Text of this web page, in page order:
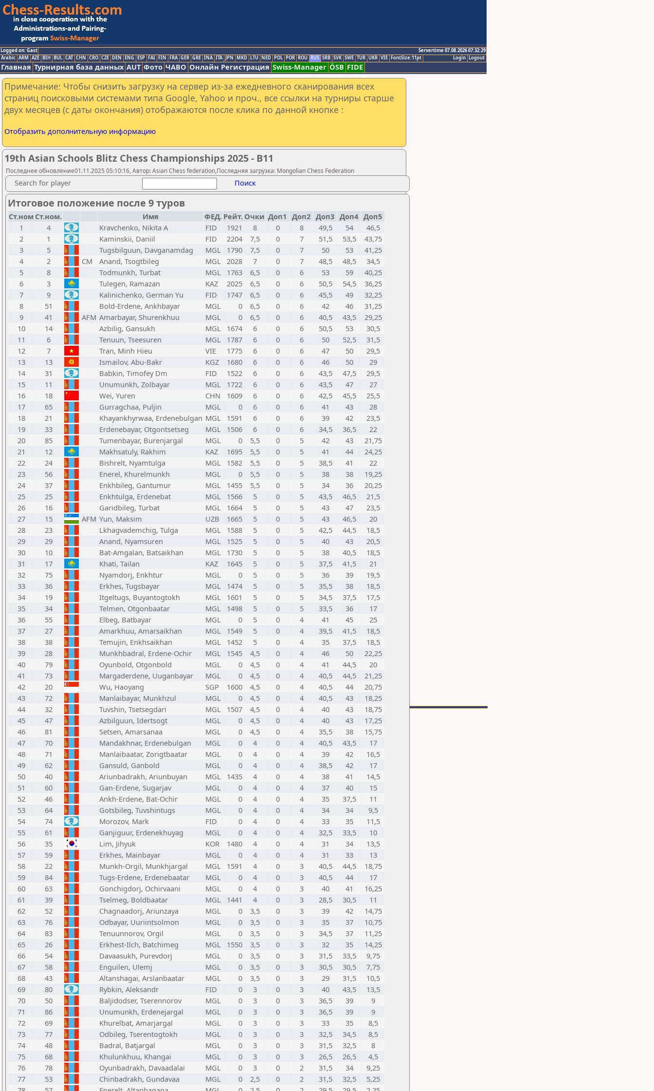
Logged on: Gast
Servertime 07.08.2026 07:32:29
Logout
Login
Arabic ARM AZE BIH BUL CAT CHN CRO CZE DEN ENG ESP FAI FIN FRA GER GRE INA ITA JPN MKD LTU NED POL POR ROU RUS SRB SVK SWE TUR UKR VIE FontSize:11pt
Главная Турнирная база данных AUT Фото ЧАВО Онлайн Регистрация Swiss-Manager ÖSB FIDE
Примечание: Чтобы снизить загрузку на сервер из-за ежедневного сканирования всех
страниц поисковыми системами типа Google, Yahoo и проч., все ссылки на турниры старше
двух месяцев (с даты окончания) отображаются после клика по данной кнопке :
Отобразить дополнительную информацию
19th Asian Schools Blitz Chess Championships 2025 - B11
Последнее обновление01.11.2025 05:10:16, Автор: Asian Chess federation,Последняя загрузка: Mongolian Chess Federation
Search for player Поиск
Итоговое положение после 9 туров
Ст.ном Ст.ном. Имя ФЕД. Рейт. Очки Доп1 Доп2 Доп3 Доп4 Доп5
1
4 Kravchenko, Nikita A FID 1921 8 0 8 49,5 54
46,5
2
1 Kaminskii, Daniil FID 2204 7,5 0 7 51,5 53,5
43,75
3
5 Tugsbilguun, Davganamdag MGL 1790 7,5 0 7 50 53
41,25
4
2 CM Anand, Tsogtbileg MGL 2028 7 0 7 48,5 48,5
34,5
5
8 Todmunkh, Turbat MGL 1763 6,5 0 6 53 59
40,25
6
3 Tulegen, Ramazan KAZ 2025 6,5 0 6 50,5 54,5
36,25
7
9 Kalinichenko, German Yu FID 1747 6,5 0 6 45,5 49
32,25
8
51 Bold-Erdene, Ankhbayar MGL 0 6,5 0 6 42 46
31,25
9
41 AFM Amarbayar, Shurenkhuu MGL 0 6,5 0 6 40,5 43,5
29,25
10
14 Azbilig, Gansukh MGL 1674 6 0 6 50,5 53
30,5
11
6 Tenuun, Tseesuren MGL 1787 6 0 6 50 52,5
31,5
12
7 Tran, Minh Hieu VIE 1775 6 0 6 47 50
29,5
13
13 Ismailov, Abu-Bakr KGZ 1680 6 0 6 46 50
29
14
31 Babkin, Timofey Dm FID 1522 6 0 6 43,5 47,5
29,5
15
11 Unumunkh, Zolbayar MGL 1722 6 0 6 43,5 47
27
16
18 Wei, Yuren CHN 1609 6 0 6 42,5 45,5
25,5
17
65 Gurragchaa, Puljin MGL 0 6 0 6 41 43
28
18
21 Khayankhyrwaa, Erdenebulgan MGL 1591 6 0 6 39 42
23,5
19
33 Erdenebayar, Otgontsetseg MGL 1506 6 0 6 34,5 36,5
22
20
85 Tumenbayar, Burenjargal MGL 0 5,5 0 5 42 43
21,75
21
12 Makhsatuly, Rakhim KAZ 1695 5,5 0 5 41 44
24,25
22
24 Bishrelt, Nyamtulga MGL 1582 5,5 0 5 38,5 41
22
23
56 Enerel, Khurelmunkh MGL 0 5,5 0 5 38 38
19,25
24
37 Enkhbileg, Gantumur MGL 1455 5,5 0 5 34 36
20,25
25
25 Enkhtulga, Erdenebat MGL 1566 5 0 5 43,5 46,5
21,5
26
16 Garidbileg, Turbat MGL 1664 5 0 5 43 47
23,5
27
15 AFM Yun, Maksim UZB 1665 5 0 5 43 46,5
20
28
23 Lkhagvademchig, Tulga MGL 1588 5 0 5 42,5 44,5
18,5
29
29 Anand, Nyamsuren MGL 1525 5 0 5 40 43
20,5
30
10 Bat-Amgalan, Batsaikhan MGL 1730 5 0 5 38 40,5
18,5
31
17 Khati, Tailan KAZ 1645 5 0 5 37,5 41,5
21
32
75 Nyamdorj, Enkhtur MGL 0 5 0 5 36 39
19,5
33
36 Erkhes, Tugsbayar MGL 1474 5 0 5 35,5 38
18,5
34
19 Itgeltugs, Buyantogtokh MGL 1601 5 0 5 34,5 37,5
17,5
35
34 Telmen, Otgonbaatar MGL 1498 5 0 5 33,5 36
17
36
55 Elbeg, Batbayar MGL 0 5 0 4 41 45
25
37
27 Amarkhuu, Amarsaikhan MGL 1549 5 0 4 39,5 41,5
18,5
38
38 Temujin, Enkhsaikhan MGL 1452 5 0 4 35 37,5
18,5
39
28 Munkhbadral, Erdene-Ochir MGL 1545 4,5 0 4 46 50
22,25
40
79 Oyunbold, Otgonbold MGL 0 4,5 0 4 41 44,5
20
41
73 Margaderdene, Uuganbayar MGL 0 4,5 0 4 40,5 44,5
21,25
42
20 Wu, Haoyang SGP 1600 4,5 0 4 40,5 44
20,75
43
72 Manlaibayar, Munkhzul MGL 0 4,5 0 4 40,5 43
18,25
44
32 Tuvshin, Tsetsegdari MGL 1507 4,5 0 4 40 43
18,75
45
47 Azbilguun, Idertsogt MGL 0 4,5 0 4 40 43
17,25
46
81 Setsen, Amarsanaa MGL 0 4,5 0 4 35,5 38
15,75
47
70 Mandakhnar, Erdenebulgan MGL 0 4 0 4 40,5 43,5
17
48
71 Manlaibaatar, Zorigtbaatar MGL 0 4 0 4 39 42
16,5
49
62 Gansuld, Ganbold MGL 0 4 0 4 38,5 42
17
50
40 Ariunbadrakh, Ariunbuyan MGL 1435 4 0 4 38 41
14,5
51
60 Gan-Erdene, Sugarjav MGL 0 4 0 4 37 40
15
52
46 Ankh-Erdene, Bat-Ochir MGL 0 4 0 4 35 37,5
11
53
64 Gotsbileg, Tuvshintugs MGL 0 4 0 4 34 34
9,5
54
74 Morozov, Mark FID 0 4 0 4 33 35
11,5
55
61 Ganjiguur, Erdenekhuyag MGL 0 4 0 4 32,5 33,5
10
56
35 Lim, Jihyuk KOR 1480 4 0 4 31 34
13,5
57
59 Erkhes, Mainbayar MGL 0 4 0 4 31 33
13
58
22 Munkh-Orgil, Munkhjargal MGL 1591 4 0 3 40,5 44,5
18,75
59
84 Tugs-Erdene, Erdenebaatar MGL 0 4 0 3 40,5 44
17
60
63 Gonchigdorj, Ochirvaani MGL 0 4 0 3 40 41
16,25
61
39 Tselmeg, Boldbaatar MGL 1441 4 0 3 28,5 30,5
11
62
52 Chagnaadorj, Ariunzaya MGL 0 3,5 0 3 39 42
14,75
63
76 Odbayar, Uuriintsolmon MGL 0 3,5 0 3 35 37
10,75
64
83 Tenuunnorov, Orgil MGL 0 3,5 0 3 34,5 37
11,25
65
26 Erkhest-Ilch, Batchimeg MGL 1550 3,5 0 3 32 35
14,25
66
54 Davaasukh, Purevdorj MGL 0 3,5 0 3 31,5 33,5
9,75
67
58 Enguilen, Ulemj MGL 0 3,5 0 3 30,5 30,5
7,75
68
43 Altanshagai, Arslanbaatar MGL 0 3,5 0 3 29 31,5
10,5
69
80 Rybkin, Aleksandr FID 0 3 0 3 40 43,5
13,5
70
50 Baljidodser, Tserennorov MGL 0 3 0 3 36,5 39
9
71
86 Unumunkh, Erdenejargal MGL 0 3 0 3 36,5 39
9
72
69 Khurelbat, Amarjargal MGL 0 3 0 3 33 35
8,5
73
77 Odbileg, Tserentogtokh MGL 0 3 0 3 32,5 34,5
8,5
74
48 Badral, Batjargal MGL 0 3 0 3 31,5 32,5
8
75
68 Khulunkhuu, Khangai MGL 0 3 0 3 26,5 26,5
4,5
76
78 Oyunbadrakh, Davaadalai MGL 0 3 0 2 31,5 34
9,25
77
53 Chinbadrakh, Gundavaa MGL 0 2,5 0 2 31,5 32,5
5,25